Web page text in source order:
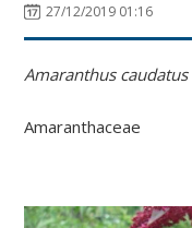
27/12/2019 01:16
Amaranthus caudatus
Amaranthaceae